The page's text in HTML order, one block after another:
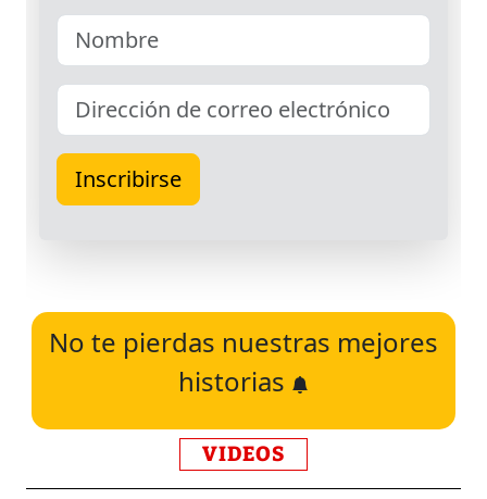
No te pierdas nuestras mejores
historias
VIDEOS